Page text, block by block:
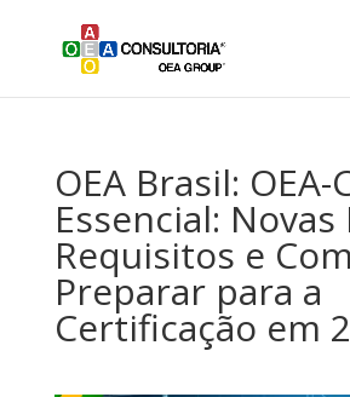
OEA Brasil: OEA-
Essencial: Novas
Requisitos e
Preparar para a
Certificação em